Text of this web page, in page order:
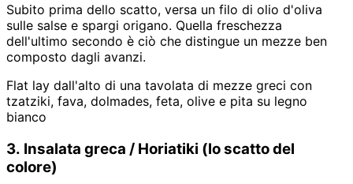
Subito prima dello scatto, versa un filo di olio d'oliva
sulle salse e spargi origano. Quella freschezza
dell'ultimo secondo è ciò che distingue un mezze ben
composto dagli avanzi.
Flat lay dall'alto di una tavolata di mezze greci con
tzatziki, fava, dolmades, feta, olive e pita su legno
bianco
3. Insalata greca / Horiatiki (lo scatto del
colore)